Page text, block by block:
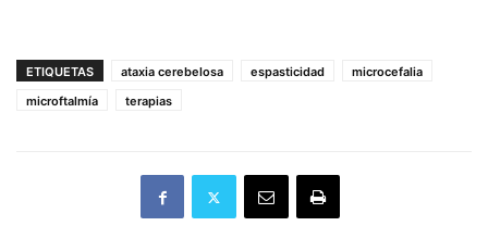
ETIQUETAS ataxia cerebelosa espasticidad
microcefalia
microftalmía
terapias